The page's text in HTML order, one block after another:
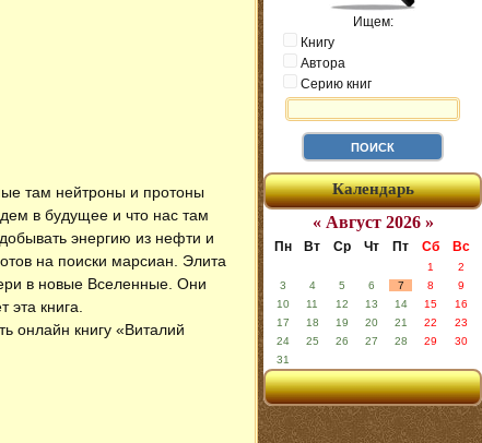
там нейтроны и протоны
в будущее и что нас там
энергию из нефти и
на поиски марсиан. Элита
в новые Вселенные. Они
книга.
онлайн книгу «Виталий
Ищем:
Книгу
Автора
Серию книг
Календарь
« Август 2026 »
Пн Вт Ср Чт Пт Сб Вс
1
2
3
4 5 6 7 8
9
10
11 12 13 14 15
16
17
18 19 20 21 22
23
24
25 26 27 28 29
30
31